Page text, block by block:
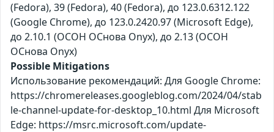
(Fedora), 39 (Fedora), 40 (Fedora), до 123.0.6312.122
(Google Chrome), до 123.0.2420.97 (Microsoft Edge),
до 2.10.1 (ОСОН ОСнова Оnyx), до 2.13 (ОСОН
ОСнова Оnyx)
Possible Mitigations
Использование рекомендаций: Для Google Chrome:
https://chromereleases.googleblog.com/2024/04/stab
le-channel-update-for-desktop_10.html Для Microsoft
Edge: https://msrc.microsoft.com/update-